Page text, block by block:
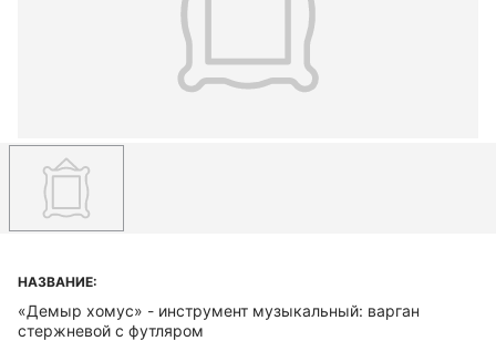
НАЗВАНИЕ:
«Демыр хомус» - инструмент музыкальный: варган
стержневой с футляром